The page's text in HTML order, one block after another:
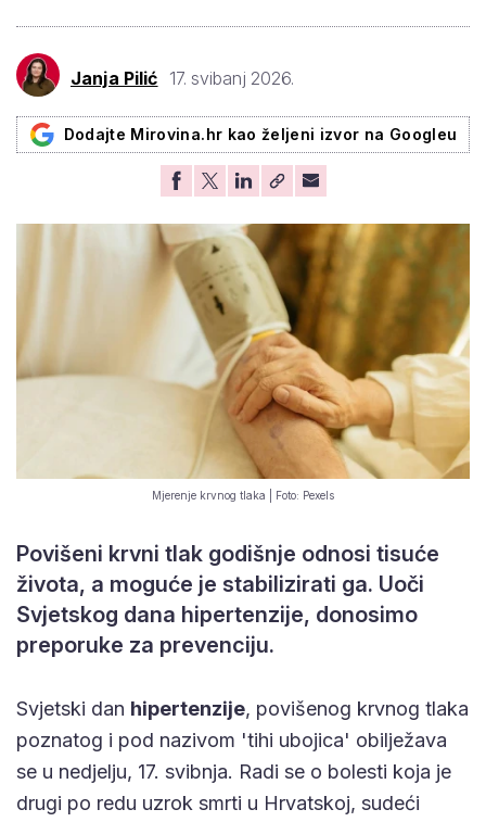
Janja Pilić 17. svibanj 2026.
Dodajte Mirovina.hr kao željeni izvor na Googleu
Mjerenje krvnog tlaka | Foto: Pexels
Povišeni krvni tlak godišnje odnosi tisuće
života, a moguće je stabilizirati ga. Uoči
Svjetskog dana hipertenzije, donosimo
preporuke za prevenciju.
Svjetski dan hipertenzije, povišenog krvnog tlaka
poznatog i pod nazivom 'tihi ubojica' obilježava
se u nedjelju, 17. svibnja. Radi se o bolesti koja je
drugi po redu uzrok smrti u Hrvatskoj, sudeći